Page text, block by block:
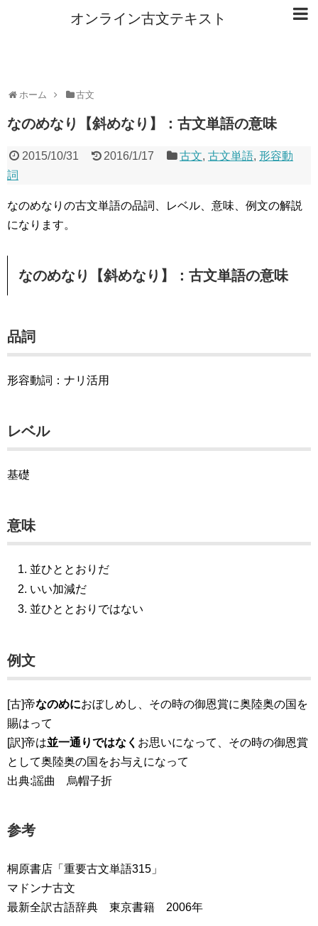
オンライン古文テキスト
ホーム 古文
なのめなり【斜めなり】：古文単語の意味
2015/10/31 2016/1/17 古文,古文単語,形容動
詞
なのめなりの古文単語の品詞、レベル、意味、例文の解説
になります。
なのめなり【斜めなり】：古文単語の意味
品詞
形容動詞：ナリ活用
レベル
基礎
意味
並ひととおりだ
いい加減だ
並ひととおりではない
例文
[古]帝なのめにおぼしめし、その時の御恩賞に奥陸奥の国を
賜はって
[訳]帝は並一通りではなく お思いになって、その時の御恩賞
として奥陸奥の国をお与えになって
出典:謡曲 烏帽子折
参考
桐原書店「重要古文単語315」
マドンナ古文
最新全訳古語辞典 東京書籍 2006年